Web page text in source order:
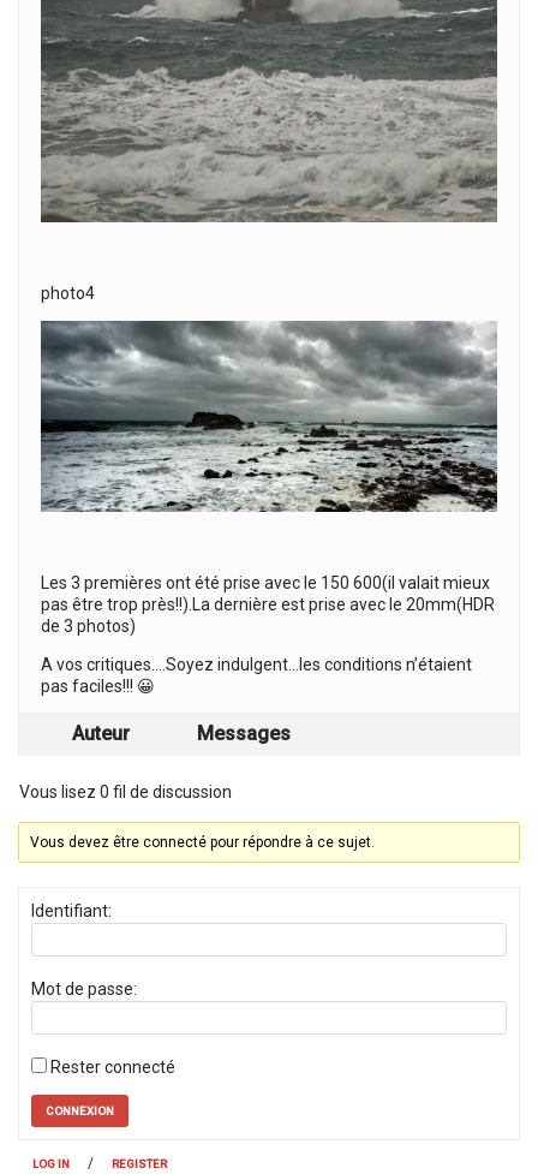
photo4
Les 3 premières ont été prise avec le 150 600(il valait mieux
pas être trop près!!).La dernière est prise avec le 20mm(HDR
de 3 photos)
A vos critiques….Soyez indulgent…les conditions n’étaient
pas faciles!!! 😀
Auteur Messages
Vous lisez 0 fil de discussion
Vous devez être connecté pour répondre à ce sujet.
Identifiant:
Mot de passe:
Rester connecté
CONNEXION
LOG IN / REGISTER